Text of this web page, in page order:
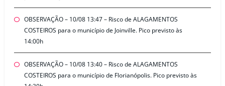
OBSERVAÇÃO – 10/08 13:47 – Risco de ALAGAMENTOS
COSTEIROS para o município de Joinville. Pico previsto às
14:00h
OBSERVAÇÃO – 10/08 13:40 – Risco de ALAGAMENTOS
COSTEIROS para o município de Florianópolis. Pico previsto às